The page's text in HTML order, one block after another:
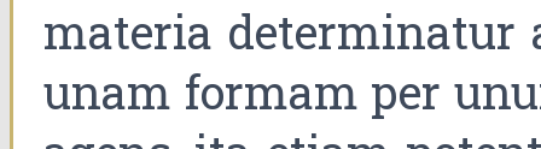
materia determinatur
unam formam per